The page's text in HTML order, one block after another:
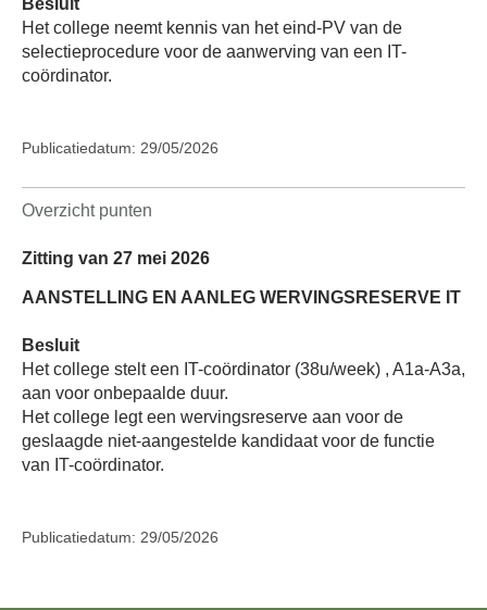
Besluit
Het college neemt kennis van het eind-PV van de
selectieprocedure voor de aanwerving van een IT-
coördinator.
Publicatiedatum: 29/05/2026
Overzicht punten
Zitting van 27 mei 2026
AANSTELLING EN AANLEG WERVINGSRESERVE IT
Besluit
Het college stelt een IT-coördinator (38u/week) , A1a-A3a,
aan voor onbepaalde duur.
Het college legt een wervingsreserve aan voor de
geslaagde niet-aangestelde kandidaat voor de functie
van IT-coördinator.
Publicatiedatum: 29/05/2026